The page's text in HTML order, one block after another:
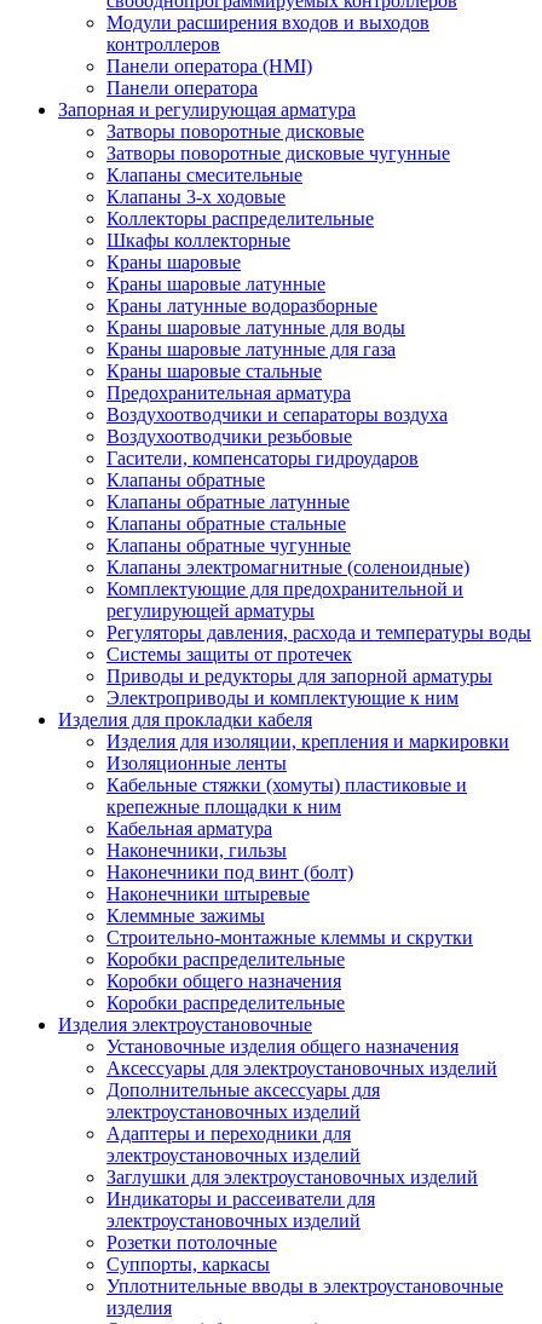
Модули расширения входов и выходов
контроллеров
Панели оператора (HMI)
Панели оператора
Запорная и регулирующая арматура
Затворы поворотные дисковые
Затворы поворотные дисковые чугунные
Клапаны смесительные
Клапаны 3-х ходовые
Коллекторы распределительные
Шкафы коллекторные
Краны шаровые
Краны шаровые латунные
Краны латунные водоразборные
Краны шаровые латунные для воды
Краны шаровые латунные для газа
Краны шаровые стальные
Предохранительная арматура
Воздухоотводчики и сепараторы воздуха
Воздухоотводчики резьбовые
Гасители, компенсаторы гидроударов
Клапаны обратные
Клапаны обратные латунные
Клапаны обратные стальные
Клапаны обратные чугунные
Клапаны электромагнитные (соленоидные)
Комплектующие для предохранительной и
регулирующей арматуры
Регуляторы давления, расхода и температуры воды
Системы защиты от протечек
Приводы и редукторы для запорной арматуры
Электроприводы и комплектующие к ним
Изделия для прокладки кабеля
Изделия для изоляции, крепления и маркировки
Изоляционные ленты
Кабельные стяжки (хомуты) пластиковые и
крепежные площадки к ним
Кабельная арматура
Наконечники, гильзы
Наконечники под винт (болт)
Наконечники штыревые
Клеммные зажимы
Строительно-монтажные клеммы и скрутки
Коробки распределительные
Коробки общего назначения
Коробки распределительные
Изделия электроустановочные
Установочные изделия общего назначения
Аксессуары для электроустановочных изделий
Дополнительные аксессуары для
электроустановочных изделий
Адаптеры и переходники для
электроустановочных изделий
Заглушки для электроустановочных изделий
Индикаторы и рассеиватели для
электроустановочных изделий
Розетки потолочные
Суппорты, каркасы
Уплотнительные вводы в электроустановочные
изделия